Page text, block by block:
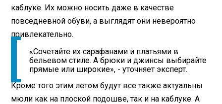
каблуке. Их можно носить даже в качестве
повседневной обуви, а выглядят они невероятно
привлекательно.
«Сочетайте их сарафанами и платьями в
бельевом стиле. А брюки и джинсы выбирайте
прямые или широкие», - уточняет эксперт.
Кроме того этим летом будут все также актуальны
мюли как на плоской подошве, так и на каблуке. А